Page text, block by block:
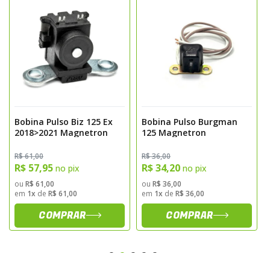
Bobina Pulso Biz 125 Ex
2018>2021 Magnetron
R$ 61,00
R$ 57,95 no pix
ou R$ 61,00
em 1x de R$ 61,00
COMPRAR
Bobina Pulso Burgman
125 Magnetron
R$ 36,00
R$ 34,20 no pix
ou R$ 36,00
em 1x de R$ 36,00
COMPRAR